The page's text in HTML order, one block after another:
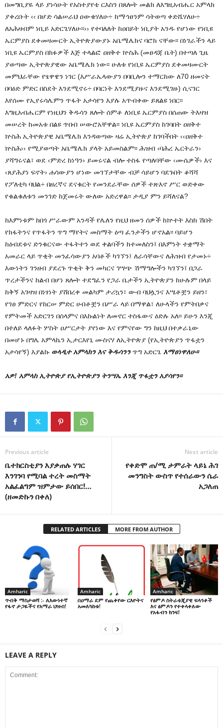
በመግቢያዬ ላይ ያነሳሁት የአስተያየቴ ርእስን በጸሎት መልክ ለእግዚአብሔር አምላክ
ያቀረቡት ‹‹ በሆድ ሳልሠራህ ዐውቄሃለሁ÷ ከማኅፀንም ሳትወጣ ቀድሼሃለሁ÷
ለአሕዛብም ነቢይ አድርጌሃለሁ፡፡›› የተባለለት ከዐበይት ነቢያት አንዱ የሆነው የነቢዩ
ኤርምያስ ደቀመዛሙርት ኢትዮጵያውያኑ አቤሜሌክና ባሮክ ናቸው፡፡ በነገራችን ላይ
ነቢዩ ኤርምያስ በክፉዎች እጅ ተላልፎ ዐዘቅተ ኵስሕ (መፀዳጃ ቤት) በተጣለ ጊዜ
ያወጣው ኢትዮጵያዊው አቤሜሌክ ነው፡፡ ሁለቱ የነቢዩ ኤርምያስ ደቀመዛሙርት
መምህራቸው የፄዋዌን ነገር (እሥራኤላውያን በባቢሎን ተማርከው ለ70 ዘመናት
በባዕድ ምድር በስደት እንደሚኖሩ÷ በባርነት እንደሚያዙና እንደሚገዙ) ሲናገር
እየሰሙ የኢየሩሳሌምን ጥፋት አታሳየን እያሉ አጥብቀው ይጸልዩ ነበር፡፡
እግዚአብሔርም የነዚህን ቅዱሳን ጸሎት ሰምቶ ለነቢዩ ኤርምያስ በሰጠው ትእዛዝ
መሠረት ከመአቱ በልዩ ጥበብ ሠውሮአቸዋል፡፡ ነቢዩ ኤርምያስ ከገባበት ዐዘቅተ
ኵስሕ ኢትዮጵያዊ አቤሜሌክ እንዳወጣው ዛሬ ኢትዮጵያ ከገባችበት ‹‹ዐዘቅተ
ኵስሕ›› የሚያወጣት አቤሜሌክ ያላት አይመስልም፡፡ ሕዝብ ‹ባሕረ ኤርትራን›
ያሻግሩናል፣ ወደ ‹ምድረ ከነዓን› ይመሩናል ብሎ ተስፋ የጣለባቸው ‹ሙሴዎች› እና
‹ጸያሕያነ ፍኖት› ሐሳውያን ሆነው መገኘታቸው ብቻ ሳይሆን ባደጉበት ቆሻሻ
የፖለቲካ ባህል÷ በዘረኛና ደናቁርት የመንደራቸው ሰዎች ተጽእኖ ሥር ወድቀው
የቁልቁለቱን መንገድ ከጀመሩት ውለው አድረዋል፡፡ ታዲያ ምን ይሻለናል?
ከእምነቱም ከበጎ ሥራውም አንዳች የሌለን የዚህ ዘመን ሰዎች ከኵተት እስከ ሽበት
የክፋትንና የጥፋትን ጥግ ማየትና መስማት ዕጣ ፈንታችን ሆኖአል፡፡ ባይሆን
ከዕብደቱና ድንቁርናው ተፋትተን ወደ ቀልባችን ከተመለስን፤ በእምነት ተቋማት
አመራር ላይ ጥቂት መንፈሳውያን አባቶች ካገኘን፤ ለራሳቸውና ለሕዝብ የታመኑ÷
እውነትን ገንዘብ ያደረጉ ጥቂት ቅን መካርና ገሣጭ ሽማግሎችን ካገኘን፤ በጋራ
ጥረታችንና ከልብ በሆነ ጸሎት ተደግፈን የጋራ ቤታችን ኢትዮጵያን ከሁሉም በላይ
ከቅኝ አገዛዝ በነፃነት ያሸበረቀ መልካም ታሪኳን፣ ውብ ባህሏንና እሤቶቿን ይዘን፣
የገፀ ምድርና የከርሠ ምድር ሀብቶቿን በሥራ ላይ በማዋል፣ ለሁላችን የምትበቃና
የምትመች አድርገን በሰላምና በእኩልነት ለመኖር ተስፋውና ዕድሉ አለ፡፡ ይሁን እንጂ
በተለይ ላለፉት ሦስት ዐሥርታት ያየነው እና የምናየው ግን ከዚህ በተቃራኒው
በመሆኑ በግሌ አምላኬን ኢታርእየኒ ሙስናሃ ለኢትዮጵያ (የኢትዮጵያን ጥፋቷን
አታሳየኝ) እያልኩ ወላዲተ አምላክን እና ቅዱሳንንጥግ አድርጌ እማፀነዋለሁ፡፡
አዎ! አምላከ ኢትዮጵያ የኢትዮጵያን ትንሣኤ እንጂ ጥፋቷን አያሳየን፡፡
Previous article
ቤተክርስቲያን እያቃጠሉ ሃገር
እንገንባ የሚባል ተረት መስማት
አልፈልግም ዝምታው ይሰበር!…
(ዘመድኩን በቀለ)
Next article
የቀድሞ ጠ/ሚ ታምራት ላይኔ ሕገ
መንግስት ውስጥ የተሰራውን ሴራ
አጋለጠ
RELATED ARTICLES MORE FROM AUTHOR
Amharic
ጥብቅ ማስታወሻ :- ለእውነተኛ
የፋኖ ታጋዬችና የአማራ ህዝብ!
Amharic
በዐማራ ደም የጨቀየው ርእዮትና
አመለካከቱ!
Amharic
የፅምዶ ስትራቴጂያዊ ፍላጎቶች
እና ፅምዶን የተቀላቀለው
የአፋብን ክንፍ!
LEAVE A REPLY